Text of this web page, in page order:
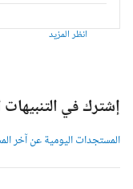
انظر المزيد
إشترك في التنبيهات
المستجدات اليومية عن آخر